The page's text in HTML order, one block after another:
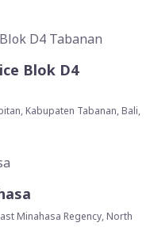
Blok D4
Kabupaten Tabanan, Bali,
Minahasa Regency, North